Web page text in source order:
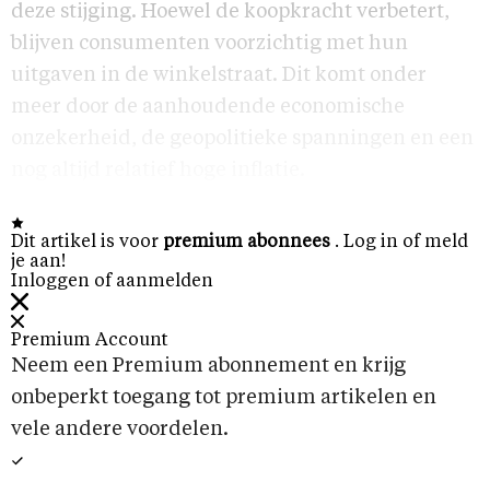
deze stijging. Hoewel de koopkracht verbetert,
blijven consumenten voorzichtig met hun
uitgaven in de winkelstraat. Dit komt onder
meer door de aanhoudende economische
Dit artikel is voor premium abonnees . Log in of meld
je aan!
Inloggen of aanmelden
Premium Account
Neem een Premium abonnement en krijg
onbeperkt toegang tot premium artikelen en
vele andere voordelen.